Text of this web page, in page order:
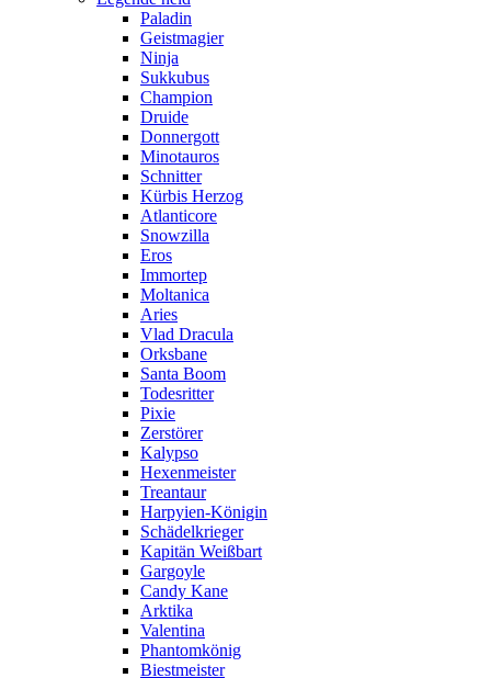
Paladin
Geistmagier
Ninja
Sukkubus
Champion
Druide
Donnergott
Minotauros
Schnitter
Kürbis Herzog
Atlanticore
Snowzilla
Eros
Immortep
Moltanica
Aries
Vlad Dracula
Orksbane
Santa Boom
Todesritter
Pixie
Zerstörer
Kalypso
Hexenmeister
Treantaur
Harpyien-Königin
Schädelkrieger
Kapitän Weißbart
Gargoyle
Candy Kane
Arktika
Valentina
Phantomkönig
Biestmeister